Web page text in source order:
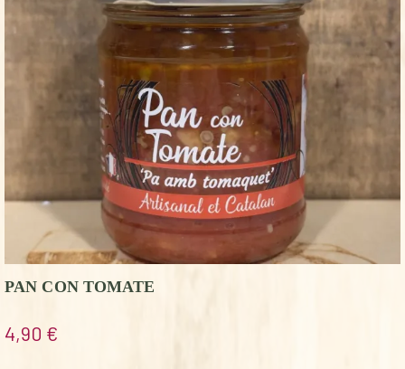
PAN CON TOMATE
4,90 €